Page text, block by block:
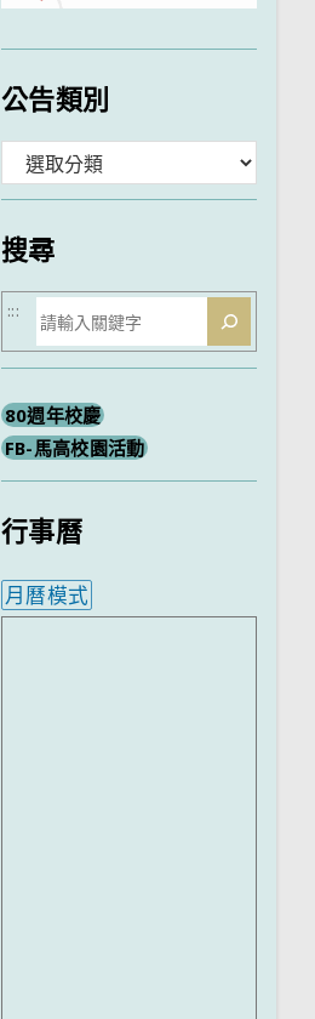
公告類別
類
搜尋
搜
尋
:::
80週年校慶
FB-馬高校園活動
行事曆
月曆模式